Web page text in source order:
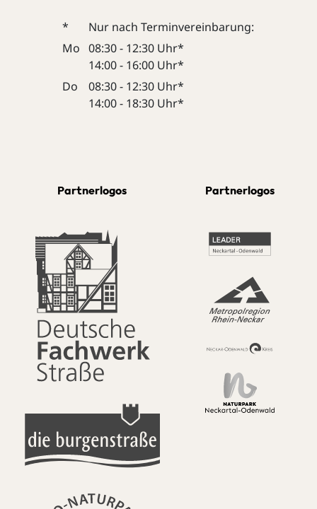
*
Nur nach Terminvereinbarung:
Mo 08:30 - 12:30 Uhr*
14:00 - 16:00 Uhr*
Do
08:30 - 12:30 Uhr*
14:00 - 18:30 Uhr*
Partnerlogos Partnerlogos